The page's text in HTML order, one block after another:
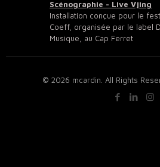
Scénographie - Live Vjing
Installation conçue pour le
Coeff, organisée par le label
Musique, au Cap Ferret
© 2026 mcardin. All Rights